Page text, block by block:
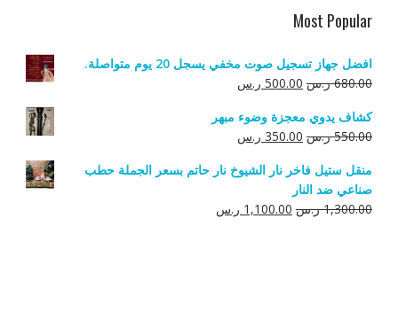
Most Popular
افضل جهاز تسجيل صوت مخفي يسجل 20 يوم متواصلة.
680.00 ر.س السعر
هو:
680.00 ر.س.
500.00 ر.سالسعر
هو:
500.00 ر.س.
كشاف يدوي معجزة وضوء مبهر
550.00 ر.س السعر
هو:
550.00 ر.س.
350.00 ر.سالسعر
هو:
منقل ستيل فاخر نار الشيوخ نار حاتم بسعر الجملة حطب
صناعي ضد النار
1,300.00 ر.س السعر
1,100.00 ر.سالسعر